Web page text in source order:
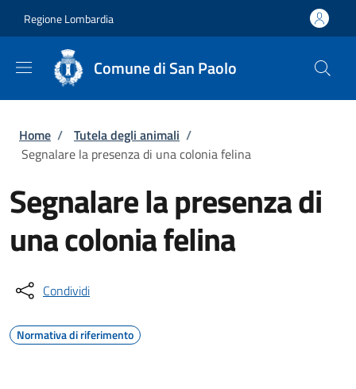
Regione Lombardia
Comune di San Paolo
Briciole di pane
Home / Tutela degli animali /
Segnalare la presenza di una colonia felina
Segnalare la presenza di
una colonia felina
Condividi
Normativa di riferimento